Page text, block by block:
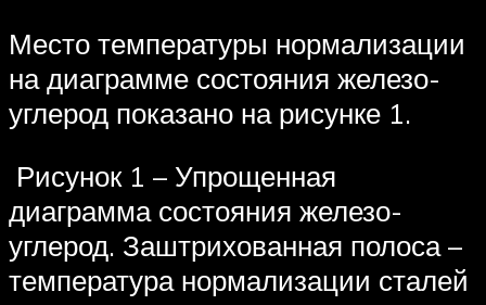
Место температуры нормализации
на диаграмме состояния железо-
углерод показано на рисунке 1.
Рисунок 1 – Упрощенная
диаграмма состояния железо-
углерод. Заштрихованная полоса –
температура нормализации сталей